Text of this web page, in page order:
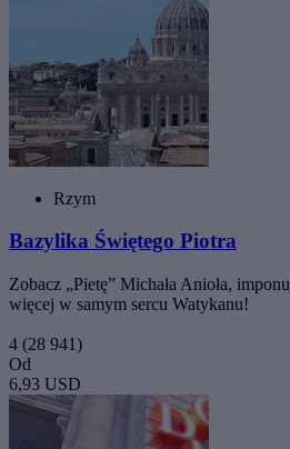
Rzym
Bazylika Świętego Piotra
Zobacz „Pietę” Michała Anioła,
więcej w samym sercu Watykanu!
4 (28 941)
Od
6,93 USD